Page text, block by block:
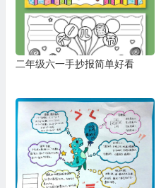
二年级六一手抄报简单好看